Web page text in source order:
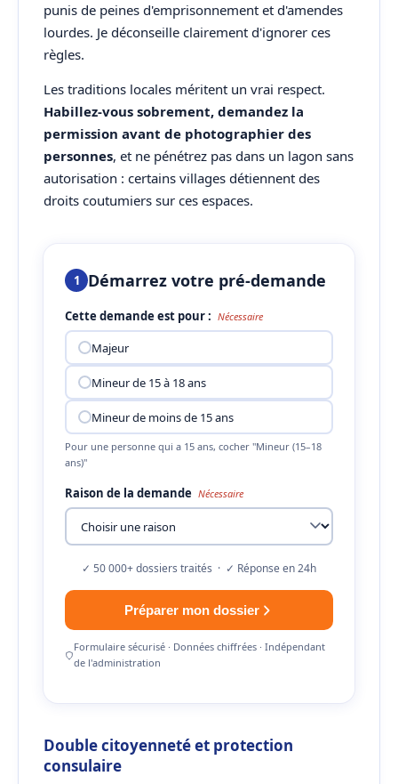
punis de peines d'emprisonnement et d'amendes
lourdes. Je déconseille clairement d'ignorer ces
règles.
Les traditions locales méritent un vrai respect.
Habillez-vous sobrement, demandez la
permission avant de photographier des
personnes, et ne pénétrez pas dans un lagon sans
autorisation : certains villages détiennent des
droits coutumiers sur ces espaces.
1 Démarrez votre pré-demande
Cette demande est pour : Nécessaire
Majeur
Mineur de 15 à 18 ans
Mineur de moins de 15 ans
Pour une personne qui a 15 ans, cocher "Mineur (15–18
ans)"
Raison de la demande Nécessaire
✓ 50 000+ dossiers traités · ✓ Réponse en 24h
Préparer mon dossier
Formulaire sécurisé · Données chiffrées · Indépendant
de l'administration
Double citoyenneté et protection
consulaire